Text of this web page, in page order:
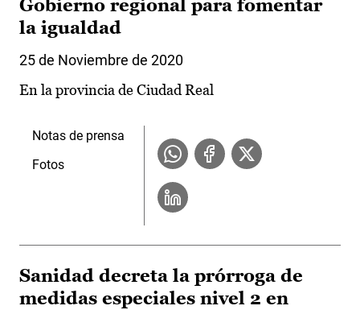
Gobierno regional para fomentar
la igualdad
25 de Noviembre de 2020
En la provincia de Ciudad Real
Notas de prensa
Fotos
Sanidad decreta la prórroga de
medidas especiales nivel 2 en